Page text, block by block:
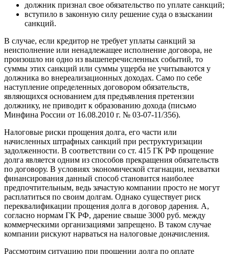
должник признал свое обязательство по уплате санкций;
вступило в законную силу решение суда о взыскании
санкций.
В случае, если кредитор не требует уплаты санкций за
неисполнение или ненадлежащее исполнение договора, не
произошло ни одно из вышеперечисленных событий, то
суммы этих санкций или суммы ущерба не учитываются у
должника во внереализационных доходах. Само по себе
наступление определенных договором обязательств,
являющихся основанием для предъявления претензии
должнику, не приводит к образованию дохода (письмо
Минфина России от 16.08.2010 г. № 03-07-11/356).
Налоговые риски прощения долга, его части или
начисленных штрафных санкций при реструктуризации
задолженности. В соответствии со ст. 415 ГК РФ прощение
долга является одним из способов прекращения обязательств
по договору. В условиях экономической стагнации, нехватки
финансирования данный способ становится наиболее
предпочтительным, ведь зачастую компании просто не могут
расплатиться по своим долгам. Однако существует риск
переквалификации прощения долга в договор дарения. А,
согласно нормам ГК РФ, дарение свыше 3000 руб. между
коммерческими организациями запрещено. В таком случае
компании рискуют нарваться на налоговые доначисления.
Рассмотрим ситуацию при прощении долга по оплате